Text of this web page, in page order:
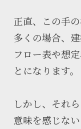
正直、この手
多くの場合、
フロー表や想
とになります。
しかし、それ
意味を感じない